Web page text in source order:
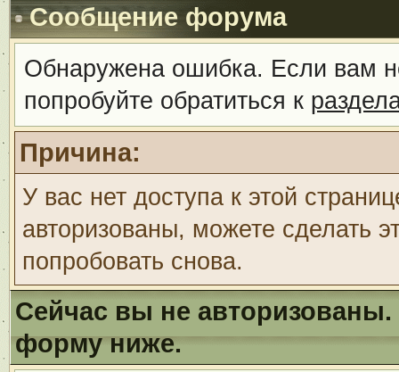
Сообщение форума
Обнаружена ошибка. Если вам
попробуйте обратиться к
Причина:
У вас нет доступа к этой
авторизованы, можете сделать
попробовать снова.
Сейчас вы не авторизованы.
форму ниже.